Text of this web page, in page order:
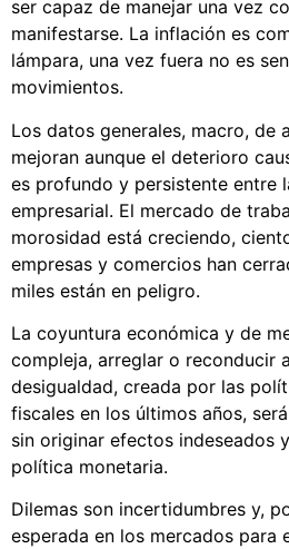
ser capaz de manejar una vez
manifestarse. La inflación es
lámpara, una vez fuera no es
movimientos.
Los datos generales, macro, de
mejoran aunque el deterioro
es profundo y persistente entre
empresarial. El mercado de
morosidad está creciendo,
empresas y comercios han
miles están en peligro.
La coyuntura económica y de
compleja, arreglar o reconducir
desigualdad, creada por las
fiscales en los últimos años,
sin originar efectos indeseados
política monetaria.
Dilemas son incertidumbres y,
esperada en los mercados para